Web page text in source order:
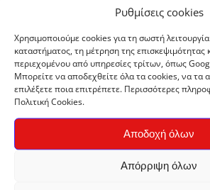
Ρυθμίσεις cookies
Χρησιμοποιούμε cookies για τη σωστή
καταστήματος, τη μέτρηση της επισκεψιμότητας
περιεχομένου από υπηρεσίες τρίτων, όπως
Μπορείτε να αποδεχθείτε όλα τα cookies, να τα
επιλέξετε ποια επιτρέπετε. Περισσότερες
Πολιτική Cookies.
Αποδοχή όλων
Απόρριψη όλων
Μαρμελάδα Βερίκοκο
“EVORA” 250gr
€4,00
Προϊόν οικοτεχνίας
250grΠαραγωγή: